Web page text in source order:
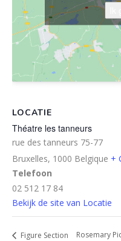
LOCATIE
Théatre les tanneurs
rue des tanneurs 75-77
Bruxelles, 1000 Belgique +
Telefoon
02 512 17 84
Bekijk de site van Locatie
Figure Section
Rosemary